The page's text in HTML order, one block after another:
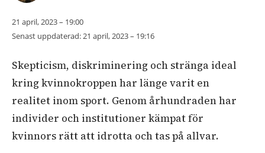
21 april, 2023 – 19:00
Senast uppdaterad:21 april, 2023 – 19:16
Skepticism, diskriminering och stränga ideal
kring kvinnokroppen har länge varit en
realitet inom sport. Genom århundraden har
individer och institutioner kämpat för
kvinnors rätt att idrotta och tas på allvar.